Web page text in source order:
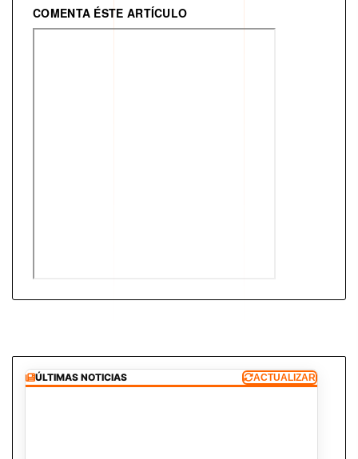
COMENTA ÉSTE ARTÍCULO
ÚLTIMAS NOTICIAS ACTUALIZAR